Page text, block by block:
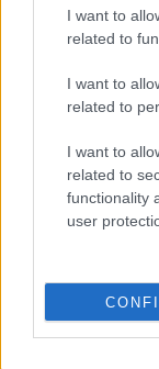
I want to
related to
I want to
related to
I want to
related to
functionality
user
Come scegliere
Ilaria Mauri · 8 Ago